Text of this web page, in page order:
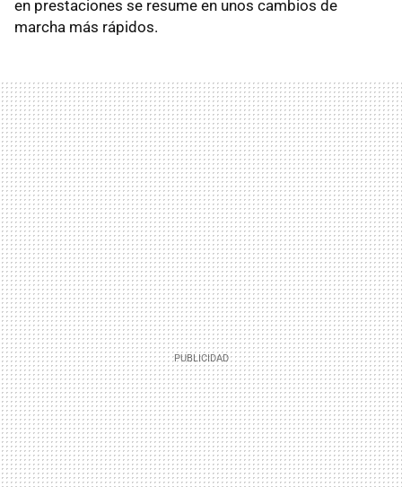
en prestaciones se resume en unos cambios de
marcha más rápidos.